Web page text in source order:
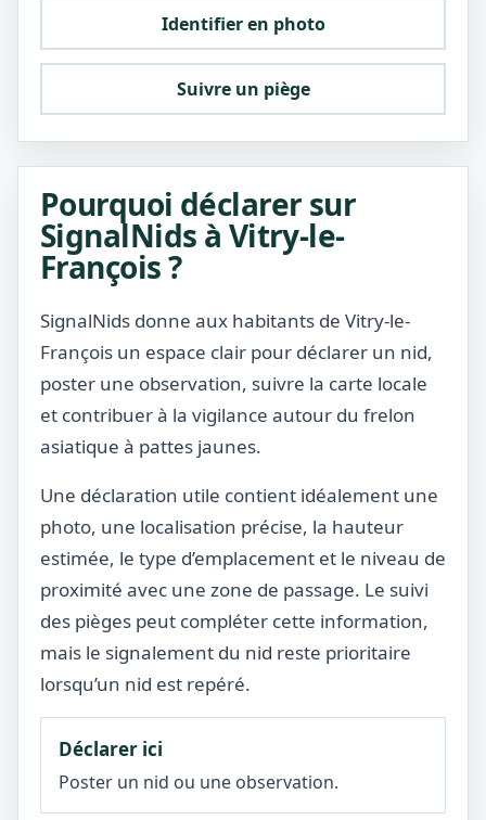
Identifier en photo
Suivre un piège
Pourquoi déclarer sur
SignalNids à Vitry-le-
François ?
SignalNids donne aux habitants de Vitry-le-
François un espace clair pour déclarer un nid,
poster une observation, suivre la carte locale
et contribuer à la vigilance autour du frelon
asiatique à pattes jaunes.
Une déclaration utile contient idéalement une
photo, une localisation précise, la hauteur
estimée, le type d’emplacement et le niveau de
proximité avec une zone de passage. Le suivi
des pièges peut compléter cette information,
mais le signalement du nid reste prioritaire
lorsqu’un nid est repéré.
Déclarer ici
Poster un nid ou une observation.